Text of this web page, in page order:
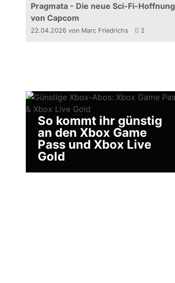
Pragmata - Die neue Sci-Fi-Hoffnung
von Capcom
22.04.2026 von Marc Friedrichs 2
So kommt ihr günstig
an den Xbox Game
Pass und Xbox Live
Gold